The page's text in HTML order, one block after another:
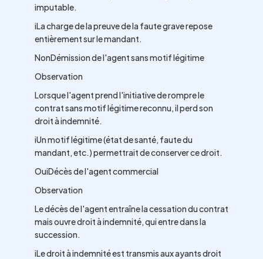
imputable.
iLa charge de la preuve de la faute grave repose
entièrement sur le mandant.
NonDémission de l'agent sans motif légitime
Observation
Lorsque l'agent prend l'initiative de rompre le
contrat sans motif légitime reconnu, il perd son
droit à indemnité.
iUn motif légitime (état de santé, faute du
mandant, etc.) permettrait de conserver ce droit.
OuiDécès de l'agent commercial
Observation
Le décès de l'agent entraîne la cessation du contrat
mais ouvre droit à indemnité, qui entre dans la
succession.
iLe droit à indemnité est transmis aux ayants droit